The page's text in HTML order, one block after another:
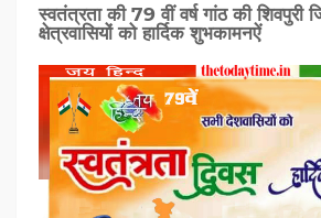
स्वतंत्रता की 79 वीं वर्ष गांठ की शिवपुरी
क्षेत्रवासियों को हार्दिक शुभकामनऐं